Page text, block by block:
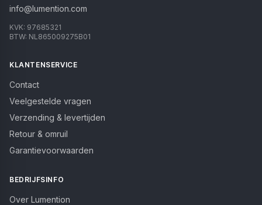
info@lumention.com
KVK: 97685321
BTW: NL865009275B01
KLANTENSERVICE
Contact
Veelgestelde vragen
Verzending & levertijden
Retour & omruil
Garantievoorwaarden
BEDRIJFSINFO
Over Lumention